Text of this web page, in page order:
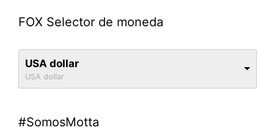
FOX Selector de moneda
USA dollar
USA dollar
#SomosMotta